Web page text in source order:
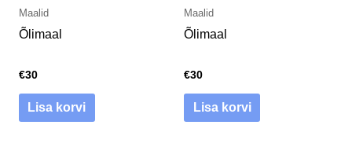
Maalid
Õlimaal
€30
Lisa korvi
Maalid
Õlimaal
€30
Lisa korvi